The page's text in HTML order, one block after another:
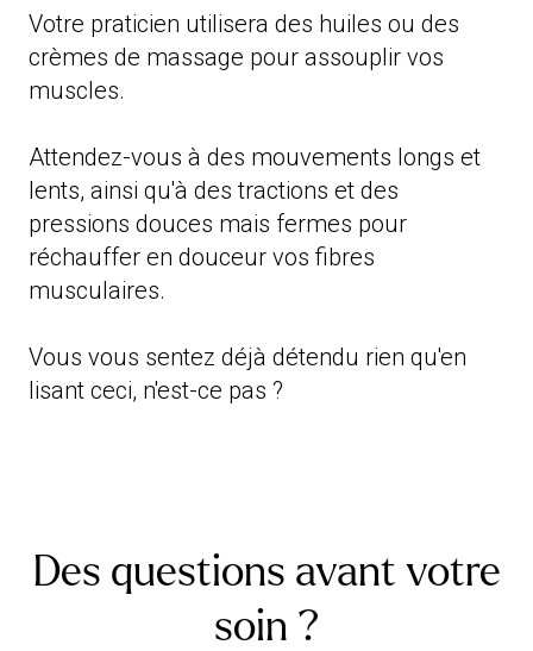
Votre praticien utilisera des huiles ou des
crèmes de massage pour assouplir vos
muscles.
Attendez-vous à des mouvements longs et
lents, ainsi qu'à des tractions et des
pressions douces mais fermes pour
réchauffer en douceur vos fibres
musculaires.
Vous vous sentez déjà détendu rien qu'en
lisant ceci, n'est-ce pas ?
Des questions avant votre
soin ?